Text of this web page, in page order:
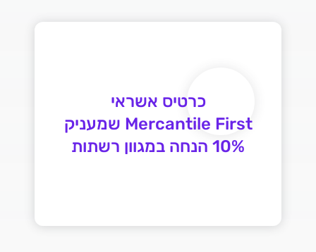
Mercantile First שמעניק
10% הנחה במגוון רשתות